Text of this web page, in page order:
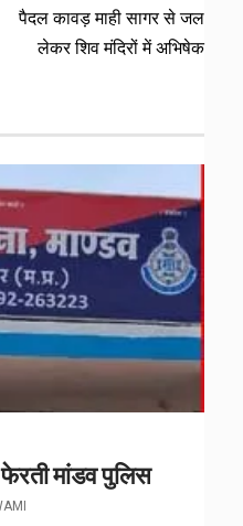
पैदल कावड़ माही सागर से जल
लेकर शिव मंदिरों में अभिषेक
मांडव पुलिस